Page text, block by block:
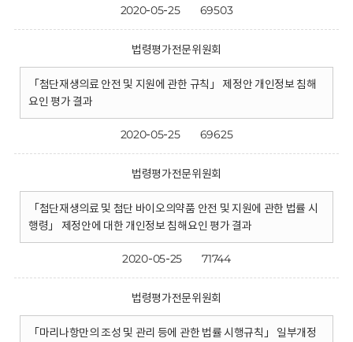
2020-05-25 69503
법령평가전문위원회
「첨단재생의료 안전 및 지원에 관한 규칙」 제정안 개인정보 침해
요인 평가 결과
2020-05-25 69625
법령평가전문위원회
「첨단재생의료 및 첨단 바이오의약품 안전 및 지원에 관한 법률 시
행령」 제정안에 대한 개인정보 침해요인 평가 결과
2020-05-25 71744
법령평가전문위원회
「마리나항만의 조성 및 관리 등에 관한 법률 시행규칙」 일부개정